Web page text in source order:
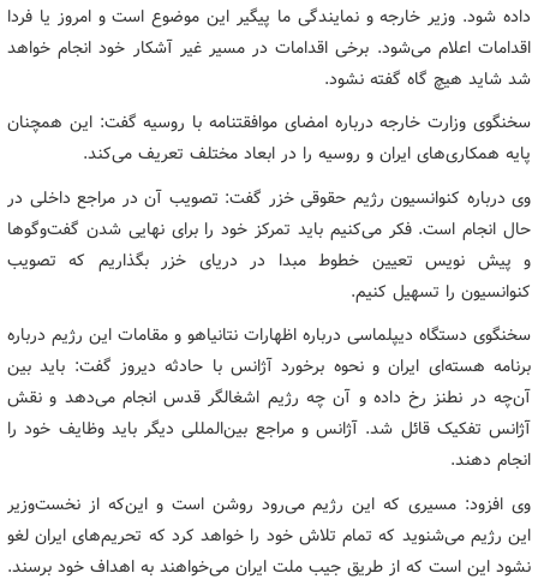
داده شود. وزیر خارجه و نمایندگی ما پیگیر این موضوع است و امروز یا فردا
اقدامات اعلام می‌شود. برخی اقدامات در مسیر غیر آشکار خود انجام خواهد
شد شاید هیچ گاه گفته نشود.
سخنگوی وزارت خارجه درباره امضای موافقتنامه با روسیه گفت: این همچنان
پایه همکاری‌های ایران و روسیه را در ابعاد مختلف تعریف می‌کند.
وی درباره کنوانسیون رژیم حقوقی خزر گفت: تصویب آن در مراجع داخلی در
حال انجام است. فکر می‌کنیم باید تمرکز خود را برای نهایی شدن گفت‌وگوها
و پیش نویس تعیین خطوط مبدا در دریای خزر بگذاریم که تصویب
کنوانسیون را تسهیل کنیم.
سخنگوی دستگاه دیپلماسی درباره اظهارات نتانیاهو و مقامات این رژیم درباره
برنامه هسته‌ای ایران و نحوه برخورد آژانس با حادثه دیروز گفت: باید بین
آن‌چه در نطنز رخ داده و آن چه رژیم اشغالگر قدس انجام می‌دهد و نقش
آژانس تفکیک قائل شد. آژانس و مراجع بین‌المللی دیگر باید وظایف خود را
انجام دهند.
وی افزود: مسیری که این رژیم می‌رود روشن است و این‌که از نخست‌وزیر
این رژیم می‌شنوید که تمام تلاش خود را خواهد کرد که تحریم‌های ایران لغو
نشود این است که از طریق جیب ملت ایران می‌خواهند به اهداف خود برسند.